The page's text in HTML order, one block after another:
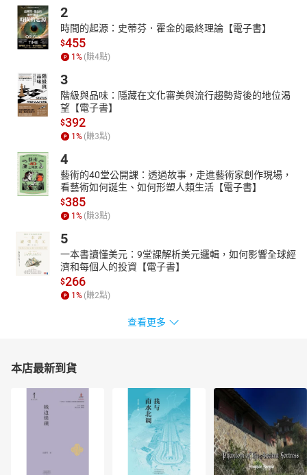
人民關係條例」及「大陸地區人民來臺從事觀光活動許可辦法」之
試題，而「香港澳門關係條例」則配合最新修正命題大綱之精神，
未有題目出現。
在兩岸關係與大陸政策方面，本年度之「常識性」、「話題性」考
穫計畫」、「亞洲基礎設施投資銀行」、「中國大陸片面實施新版
臺灣居民來往大陸通行證」⋯⋯等考題。
2
時間的起源：史蒂芬．霍金的最終理論【電子書】
$455
1 % (賺4點)
3
階級與品味：隱藏在文化審美與流行趨勢背後的地位渴
望【電子書】
$392
1 % (賺3點)
4
藝術的40堂公開課：透過故事，走進藝術家創作現場，
看藝術如何誕生、如何形塑人類生活【電子書】
$385
1 % (賺3點)
5
一本書讀懂美元：9堂課解析美元邏輯，如何影響全球經
濟和每個人的投資【電子書】
$266
1 % (賺2點)
查看更多
本店最新到貨